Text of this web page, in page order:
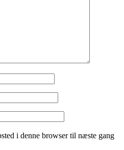
i denne browser til næste gang